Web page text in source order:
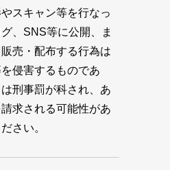
スキャン等を行なっ
、SNS等に公開、ま
売・配布する行為は
侵害するものであ
刑事罰が科され、あ
求される可能性があ
さい。